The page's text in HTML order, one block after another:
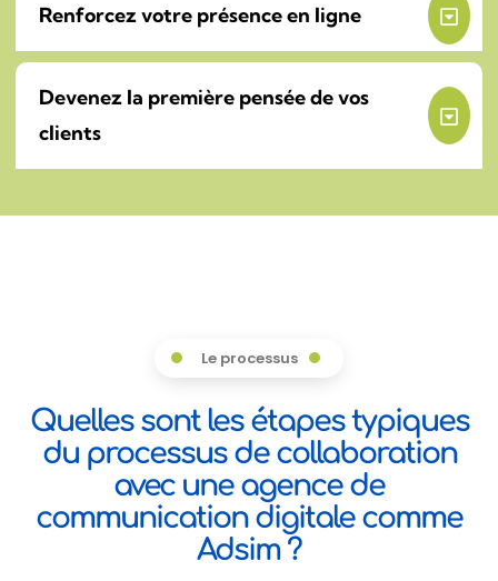
Renforcez votre présence en ligne
Devenez la première pensée de vos
clients
Le processus
Quelles sont les étapes typiques
du processus de collaboration
avec une agence de
communication digitale comme
Adsim ?